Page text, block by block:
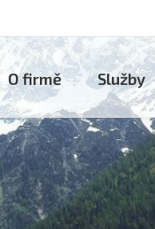
O firmě Služby